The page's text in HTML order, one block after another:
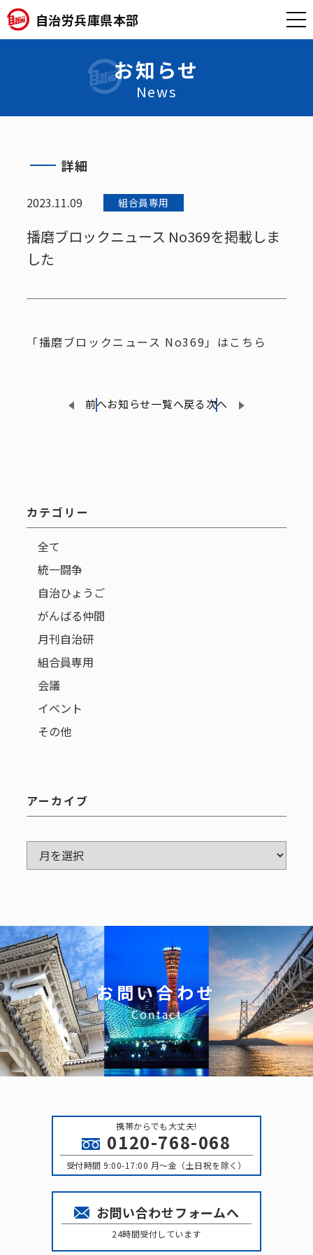
自治労兵庫県本部
お知らせ
News
詳細
2023.11.09 組合員専用
播磨ブロックニュース No369を掲載しま
した
「播磨ブロックニュース No369」はこちら
前へお知らせ一覧へ戻る次へ
カテゴリー
全て
統一闘争
自治ひょうご
がんばる仲間
月刊自治研
組合員専用
会議
イベント
その他
アーカイブ
ア
お問い合わせ
Contact
携帯からでも大丈夫!
0120-768-068
受付時間 9:00-17:00 月〜金（土日祝を除く）
お問い合わせフォームへ
24時間受付しています